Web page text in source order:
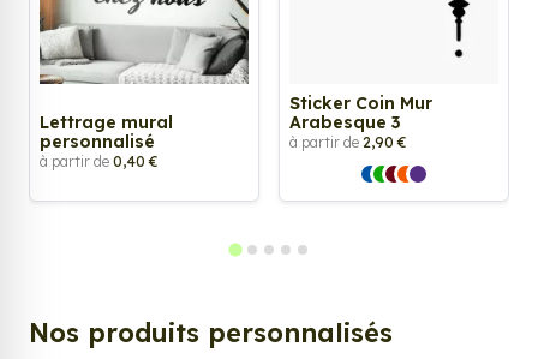
Lettrage mural
personnalisé
à partir de 0,40 €
Sticker Coin Mur
Arabesque 3
à partir de 2,90 €
Nos produits personnalisés